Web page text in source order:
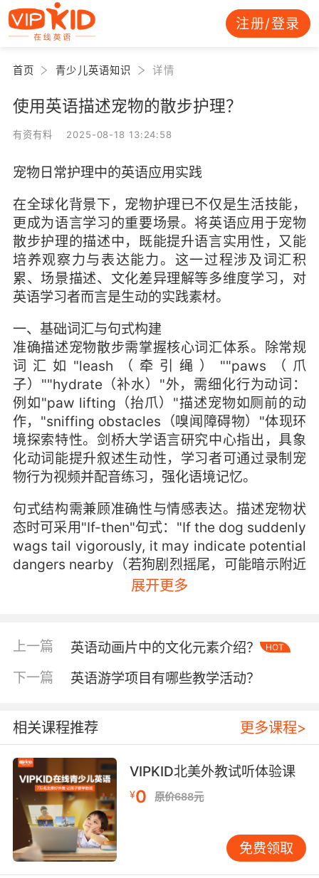
注册/登录
首页 青少儿英语知识 详情
使用英语描述宠物的散步护理？
有资有料 2025-08-18 13:24:58
宠物日常护理中的英语应用实践
在全球化背景下，宠物护理已不仅是生活技能，
更成为语言学习的重要场景。将英语应用于宠物
散步护理的描述中，既能提升语言实用性，又能
培养观察力与表达能力。这一过程涉及词汇积
累、场景描述、文化差异理解等多维度学习，对
英语学习者而言是生动的实践素材。
一、基础词汇与句式构建
准确描述宠物散步需掌握核心词汇体系。除常规
词汇如"leash（牵引绳）""paws（爪
子）""hydrate（补水）"外，需细化行为动词：
例如"paw lifting（抬爪）"描述宠物如厕前的动
作，"sniffing obstacles（嗅闻障碍物）"体现环
境探索特性。剑桥大学语言研究中心指出，具象
化动词能提升叙述生动性，学习者可通过录制宠
物行为视频并配音练习，强化语境记忆。
句式结构需兼顾准确性与情感表达。描述宠物状
态时可采用"If-then"句式："If the dog suddenly
wags tail vigorously, it may indicate potential
dangers nearby（若狗剧烈摇尾，可能暗示附近
存在危险）"。VIPKID教研团队发现，这种因果句
二、动态场景的多维度描述
时间维度需分层表述：清晨散步可强调"dewy
grass（沾露草丛）"对宠物关节的影响，午后则
施。布里斯托大学动物行为学案例显示，83%的
宠物异常行为与环境变化相关，学习者需掌
握"sun-avoidance zigzag（避阳Z字形路
线）"等专业表述。
空间描述应建立坐标体系：以"owner-pet-
environment"三角关系为框架，例如"Keep the
leash taut when approaching
展开更多
上一篇 英语动画片中的文化元素介绍？ HOT
下一篇 英语游学项目有哪些教学活动？
相关课程推荐 更多课程>
VIPKID北美外教试听体验课
¥0 原价688元
免费领取